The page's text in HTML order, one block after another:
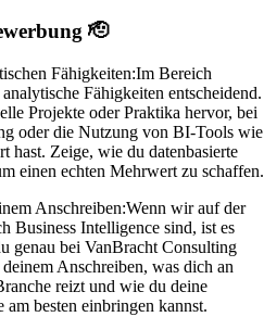
🫡
Fähigkeiten:Im Bereich
Fähigkeiten entscheidend.
Projekte oder Praktika hervor, bei
oder die Nutzung von BI-Tools wie
hast. Zeige, wie du datenbasierte
einen echten Mehrwert zu schaffen.
Anschreiben:Wenn wir auf der
Business Intelligence sind, ist es
genau bei VanBracht Consulting
Anschreiben, was dich an
reizt und wie du deine
besten einbringen kannst.